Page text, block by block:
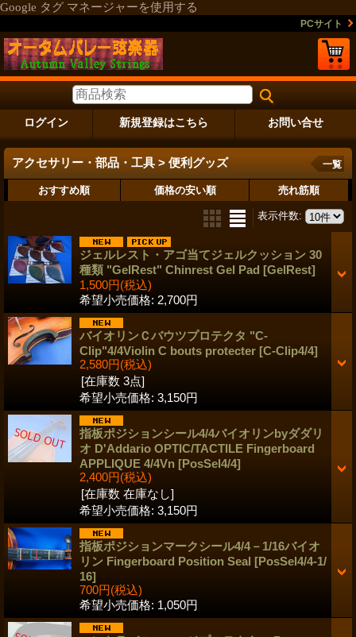
Google タグ マネージャーを使用する
PCサイト
ログイン 新規登録はこちら お問い合せ
アクセサリー・部品・工具 > 便利グッズ 一覧
おすすめ順 価格の安い順 売れ筋順
表示件数:
ジェルレスト・アゴ当てジェルクッション 30
種類 "GelRest" Chinrest Gel Pad [GelRest]
1,500円(税込)
希望小売価格: 2,700円
バイオリンＣバウツプロテクタ "C-
Clip"4/4Violin C bouts protecter [C-Clip4/4]
2,580円(税込)
[在庫数 3点]
希望小売価格: 3,150円
指板ポジションシール4/4バイオリンbyダダリ
オ D'Addario OPTIC/TACTILE Fingerboard
APPLIQUE 4/4Vn [PosSel4/4]
2,400円(税込)
[在庫数 在庫なし]
希望小売価格: 3,150円
指板ポジションマークシール4/4－1/16バイオ
リン Fingerboard Position Seal [PosSel4/4-1/
16]
700円(税込)
希望小売価格: 1,050円